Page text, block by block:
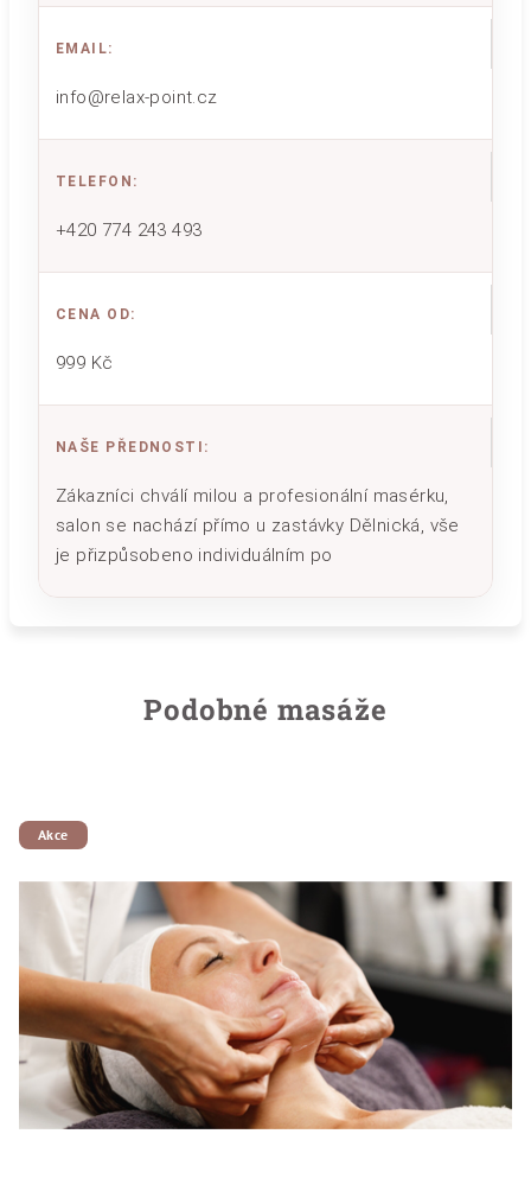
EMAIL:
info@relax-point.cz
TELEFON :
+420 774 243 493
CENA OD:
999 Kč
NAŠE PŘEDNOSTI :
Zákazníci chválí milou a profesionální masérku,
salon se nachází přímo u zastávky Dělnická, vše
je přizpůsobeno individuálním po
Podobné masáže
Akce